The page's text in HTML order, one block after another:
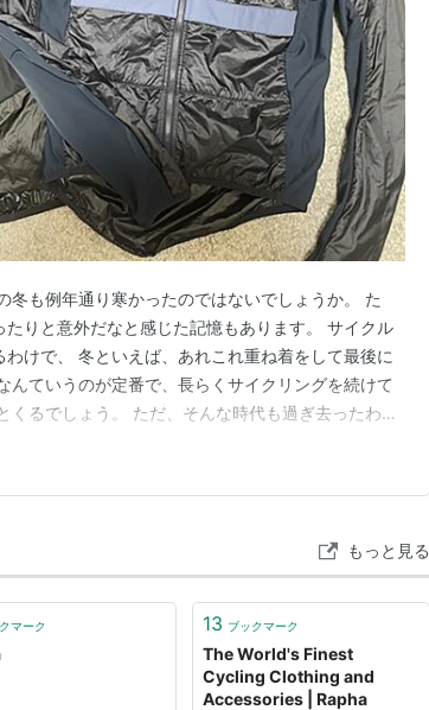
ーイング開催日は12pmオープン）
and Accessories. | Rapha Site
冬も例年通り寒かったのではないでしょうか。 た
りと意外だなと感じた記憶もあります。 サイクル
けで、 冬といえば、あれこれ重ね着をして最後に
んていうのが定番で、長らくサイクリングを続けて
くるでしょう。 ただ、そんな時代も過ぎ去ったわけ
実したものはないものかと なんとなく感じてい
朝からあまり慌ただし…
もっと見る
マーク 13 ブックマーク
The World's Finest
Cycling Clothing and
Accessories | Rapha